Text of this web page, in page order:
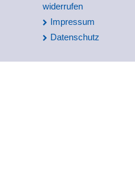
widerrufen
Impressum
Datenschutz